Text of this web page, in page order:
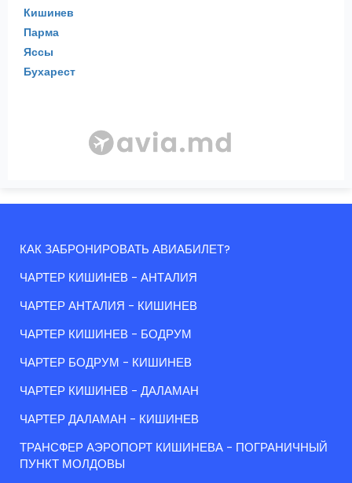
Кишинев
Парма
Яссы
Бухарест
КАК ЗАБРОНИРОВАТЬ АВИАБИЛЕТ?
ЧАРТЕР КИШИНЕВ - АНТАЛИЯ
ЧАРТЕР АНТАЛИЯ - КИШИНЕВ
ЧАРТЕР КИШИНЕВ - БОДРУМ
ЧАРТЕР БОДРУМ - КИШИНЕВ
ЧАРТЕР КИШИНЕВ - ДАЛАМАН
ЧАРТЕР ДАЛАМАН - КИШИНЕВ
ТРАНСФЕР АЭРОПОРТ КИШИНЕВА - ПОГРАНИЧНЫЙ
ПУНКТ МОЛДОВЫ